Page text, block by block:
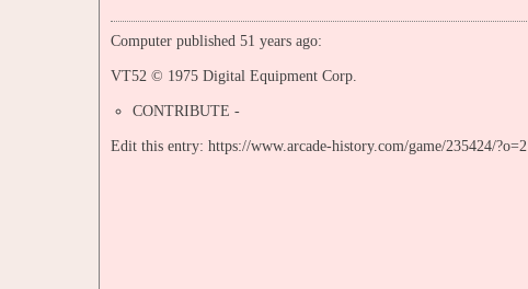
Computer published 51 years ago:
VT52 © 1975 Digital Equipment Corp.
CONTRIBUTE -
Edit this entry: https://www.arcade-history.com/game/235424/?o=2